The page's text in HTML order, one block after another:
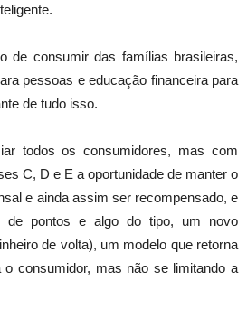
de consumir das famílias brasileiras,
pessoas e educação financeira para
de tudo isso.
todos os consumidores, mas com
C, D e E a oportunidade de manter o
e ainda assim ser recompensado, e
de pontos e algo do tipo, um novo
de volta), um modelo que retorna
o consumidor, mas não se limitando a